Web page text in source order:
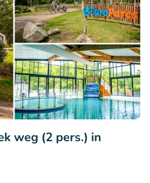
weg (2 pers.) in